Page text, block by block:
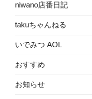
niwano店番日記
takuちゃんねる
いでみつ AOL
おすすめ
お知らせ